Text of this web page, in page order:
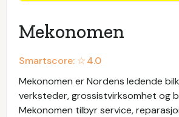
Mekonomen
Smartscore: ☆4.0
Mekonomen er Nordens ledende
verksteder, grossistvirksomhet og
Mekonomen tilbyr service,